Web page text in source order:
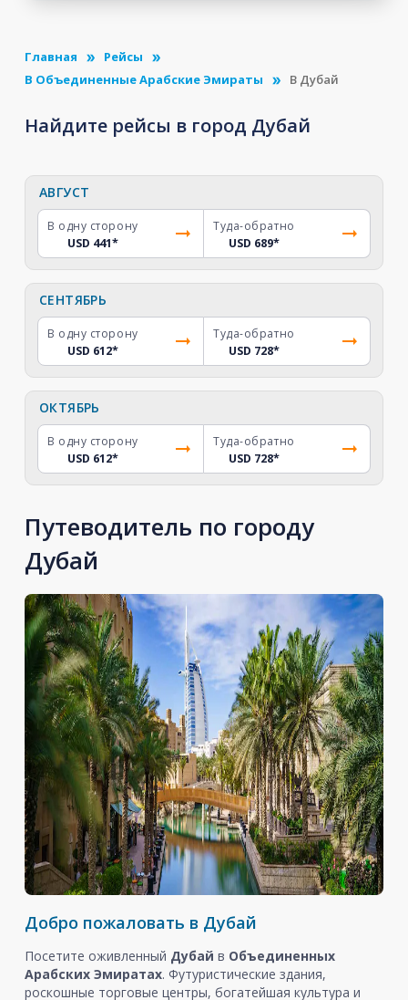
Главная
Рейсы
В Объединенные Арабские Эмираты
В Дубай
Найдите рейсы в город Дубай
АВГУСТ
В одну сторону
USD 441*
Туда-обратно
USD 689*
СЕНТЯБРЬ
В одну сторону
USD 612*
Туда-обратно
USD 728*
ОКТЯБРЬ
В одну сторону
USD 612*
Туда-обратно
USD 728*
Путеводитель по городу
Дубай
Добро пожаловать в Дубай
Посетите оживленный Дубай в Объединенных
Арабских Эмиратах. Футуристические здания,
роскошные торговые центры, богатейшая культура и